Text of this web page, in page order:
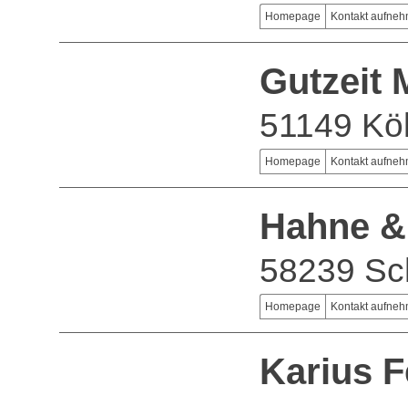
Homepage Kontakt
Gutzeit
51149
Homepage Kontakt
Hahne
58239
Homepage Kontakt
Karius